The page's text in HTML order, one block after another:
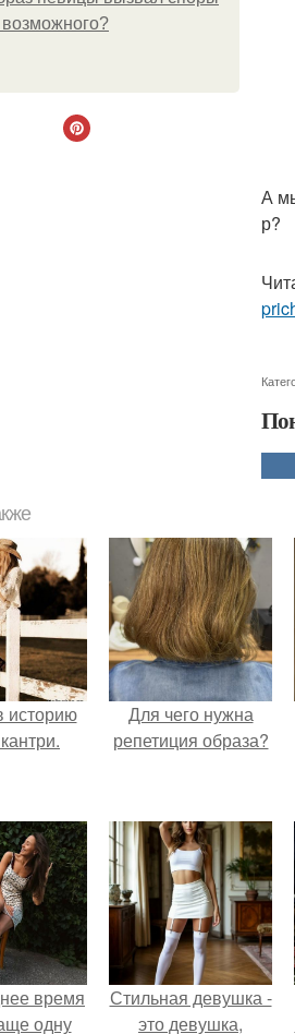
возможного?
А
р?
историю
Для чего нужна
репетиция образа?
время
одну
Стильная девушка -
это девушка,